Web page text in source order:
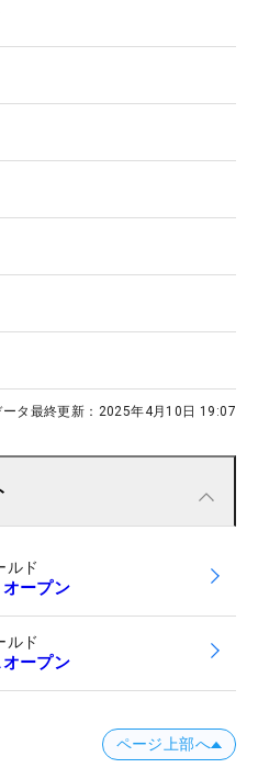
タ最終更新： 2025年4月10日 19:07
ルド
ープン
ルド
ープン
ページ上部へ